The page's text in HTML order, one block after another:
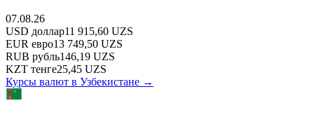
07.08.26
USD доллар11 915,60 UZS
EUR евро13 749,50 UZS
RUB рубль146,19 UZS
KZT тенге25,45 UZS
Курсы валют в Узбекистане →